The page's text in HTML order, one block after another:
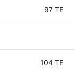
97 TE
104 TE